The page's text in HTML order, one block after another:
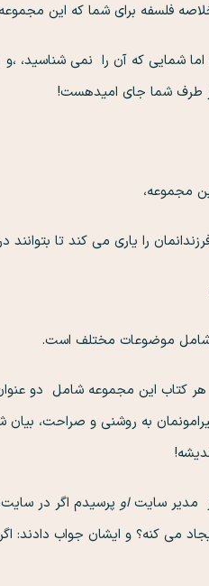
فلسفه برای شما که این
اما شمایی که آن را نمی شناسید، ،و
طرف شما جای امیدهست!
مجموعه،
را یاری می کند تا
موضوعات مختلف است.
هر کتاب این مجموعه شامل دو
به روشنی و صراحت،
مدیر سایتاو پرسیدم اگر در
می کنه؟ و ایشان